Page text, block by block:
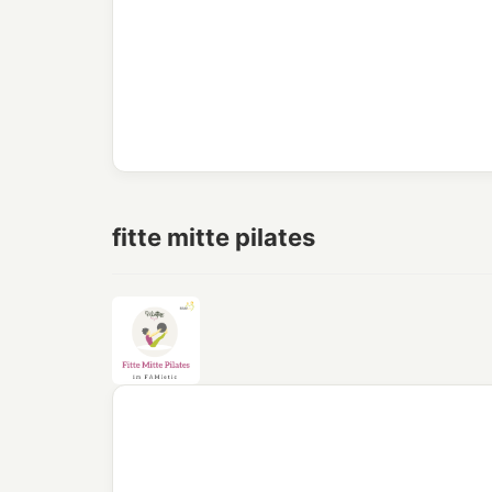
fitte mitte pilates